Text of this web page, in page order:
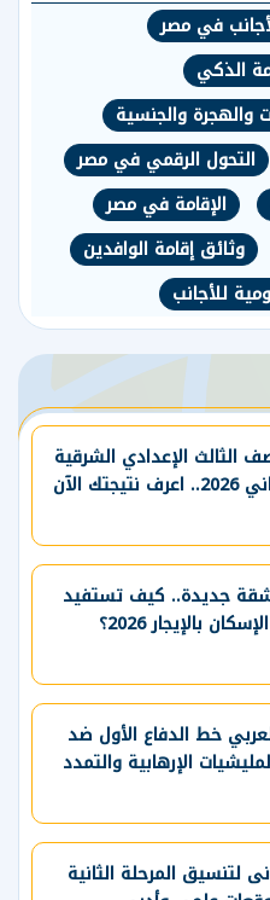
في مصر
الذكي
والهجرة والجنسية
التحول الرقمي في مصر
الإقامة في مصر
وثائق إقامة الوافدين
للأجانب
الثالث الإعدادي الشرقية
الآن
شقة جديدة.. كيف تستفيد
بالإيجار 2026؟
خط الدفاع الأول ضد
الإرهابية والتمدد
لتنسيق المرحلة الثانية